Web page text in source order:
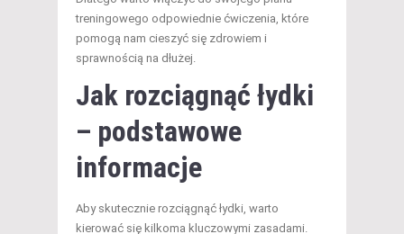
treningowego odpowiednie ćwiczenia, które
pomogą nam cieszyć się zdrowiem i
sprawnością na dłużej.
Jak rozciągnąć łydki
– podstawowe
informacje
Aby skutecznie rozciągnąć łydki, warto
kierować się kilkoma kluczowymi zasadami.